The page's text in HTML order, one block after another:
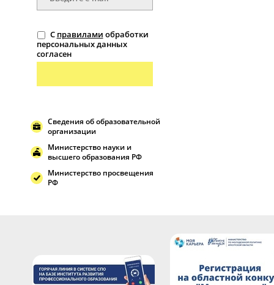
С правилами обработки
персональных данных
согласен
Сведения об образовательной
организации
Министерство науки и
высшего образования РФ
Министерство просвещения
РФ